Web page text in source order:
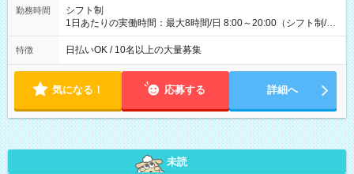
勤務時間
シフト制
1日あたりの実働時間：最大8時間/日 8:00～20:00（シフト制/実
働8時間） ※週5日勤務（場所次第では週4も有り） ※配達状況
によって時間外での勤務可能性有り ※案件により多少の前後あ
特徴 日払いOK / 10名以上の大量募集
気になる！ 応募する 詳細へ
未読